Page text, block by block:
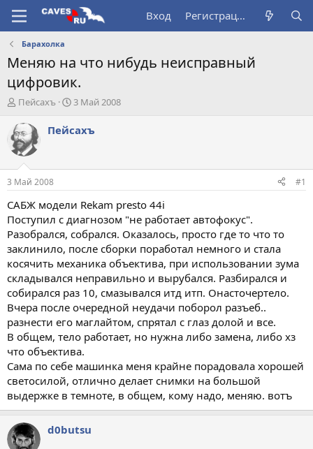
Вход Регистрация
Барахолка
Меняю на что нибудь неисправный
цифровик.
А
т
о
р
т
е
м
ы
Пейсахъ
Д
т
а
л
3 Май 2008
Пейсахъ
3 Май 2008 #1
САБЖ модели Rekam presto 44i
Поступил с диагнозом "не работает автофокус".
Разобрался, собрался. Оказалось, просто где то что то
заклинило, после сборки поработал немного и стала
косячить механика объектива, при использовании зума
складывался неправильно и вырубался. Разбирался и
собирался раз 10, смазывался итд итп. Онасточертело.
Вчера после очередной неудачи поборол разъеб..
разнести его маглайтом, спрятал с глаз долой и все.
В общем, тело работает, но нужна либо замена, либо хз
что объектива.
Сама по себе машинка меня крайне порадовала хорошей
светосилой, отлично делает снимки на большой
выдержке в темноте, в общем, кому надо, меняю. вотъ
d0butsu